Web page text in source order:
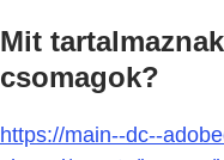
Mit
csomagok?
https://main--dc--